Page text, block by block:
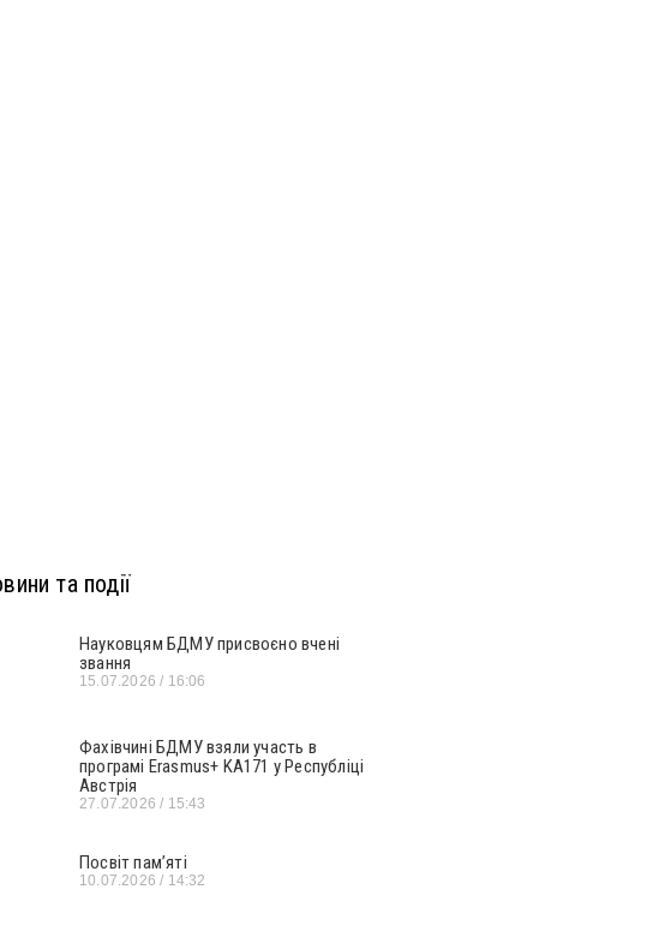
та події
Науковцям БДМУ присвоєно вчені
звання
15.07.2026 16:06
Фахівчині БДМУ взяли участь в
програмі Erasmus+ KA171 у Республіці
Австрія
27.07.2026 15:43
Посвіт пам’яті
10.07.2026 14:32